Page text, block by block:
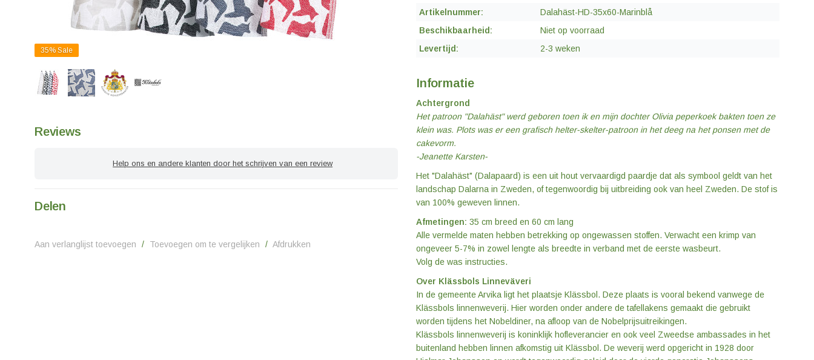
35% Sale
Reviews
Help ons en andere klanten door het schrijven van een review
Delen
Aan verlanglijst toevoegen / Toevoegen om te vergelijken / Afdrukken
Artikelnummer:
Dalahäst-HD-35x60-Marinblå
Beschikbaarheid:
Niet op voorraad
Levertijd:
2-3 weken
Informatie
Achtergrond
Het patroon "Dalahäst" werd geboren toen ik en mijn dochter Olivia peperkoek bakten toen ze
klein was. Plots was er een grafisch helter-skelter-patroon in het deeg na het ponsen met de
cakevorm.
-Jeanette Karsten-
Het "Dalahäst" (Dalapaard) is een uit hout vervaardigd paardje dat als symbool geldt van het
landschap Dalarna in Zweden, of tegenwoordig bij uitbreiding ook van heel Zweden. De stof is
van 100% geweven linnen.
Afmetingen: 35 cm breed en 60 cm lang
Alle vermelde maten hebben betrekking op ongewassen stoffen. Verwacht een krimp van
ongeveer 5-7% in zowel lengte als breedte in verband met de eerste wasbeurt.
Volg de was instructies.
Over Klässbols Linneväveri
In de gemeente Arvika ligt het plaatsje Klässbol. Deze plaats is vooral bekend vanwege de
Klässbols linnenweverij. Hier worden onder andere de tafellakens gemaakt die gebruikt
worden tijdens het Nobeldiner, na afloop van de Nobelprijsuitreikingen.
Klässbols linnenweverij is koninklijk hofleverancier en ook veel Zweedse ambassades in het
buitenland hebben linnen afkomstig uit Klässbol. De weverij werd opgericht in 1928 door